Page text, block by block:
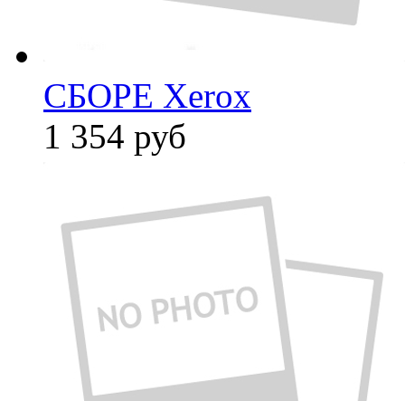
СБОРЕ Xerox
1 354 руб